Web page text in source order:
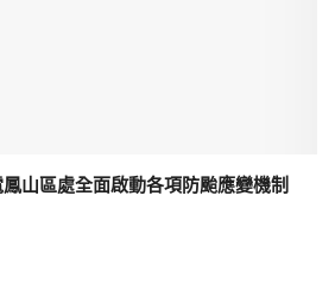
山區處全面啟動各項防颱應變機制